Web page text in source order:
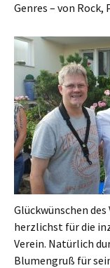
Genres – von Rock,
Glückwünschen
herzlichst für die
Verein. Natürlich
Blumengruß für